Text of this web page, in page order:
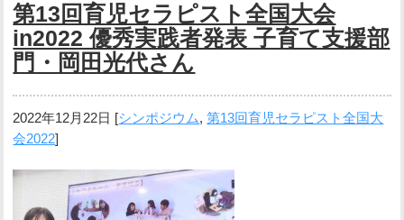
第13回育児セラピスト全国大会
in2022 優秀実践者発表 子育て支援部
門・岡田光代さん
2022年12月22日 [シンポジウム,第13回育児セラピスト全国大
会2022]